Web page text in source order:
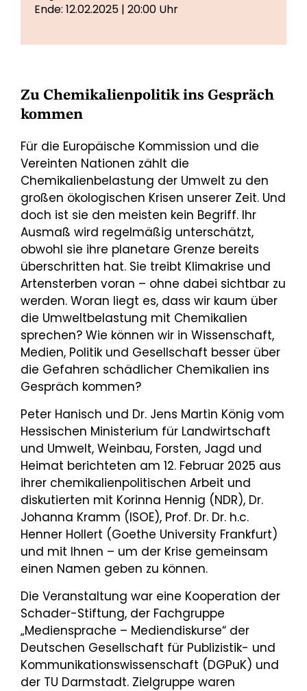
Ende: 12.02.2025 | 20:00 Uhr
Zu Chemikalienpolitik ins Gespräch
kommen
Für die Europäische Kommission und die
Vereinten Nationen zählt die
Chemikalienbelastung der Umwelt zu den
großen ökologischen Krisen unserer Zeit. Und
doch ist sie den meisten kein Begriff. Ihr
Ausmaß wird regelmäßig unterschätzt,
obwohl sie ihre planetare Grenze bereits
überschritten hat. Sie treibt Klimakrise und
Artensterben voran – ohne dabei sichtbar zu
werden. Woran liegt es, dass wir kaum über
die Umweltbelastung mit Chemikalien
sprechen? Wie können wir in Wissenschaft,
Medien, Politik und Gesellschaft besser über
die Gefahren schädlicher Chemikalien ins
Gespräch kommen?
Peter Hanisch und Dr. Jens Martin König vom
Hessischen Ministerium für Landwirtschaft
und Umwelt, Weinbau, Forsten, Jagd und
Heimat berichteten am 12. Februar 2025 aus
ihrer chemikalienpolitischen Arbeit und
diskutierten mit Korinna Hennig (NDR), Dr.
Johanna Kramm (ISOE), Prof. Dr. Dr. h.c.
Henner Hollert (Goethe University Frankfurt)
und mit Ihnen – um der Krise gemeinsam
einen Namen geben zu können.
Die Veranstaltung war eine Kooperation der
Schader-Stiftung, der Fachgruppe
„Mediensprache – Mediendiskurse“ der
Deutschen Gesellschaft für Publizistik- und
Kommunikationswissenschaft (DGPuK) und
der TU Darmstadt. Zielgruppe waren